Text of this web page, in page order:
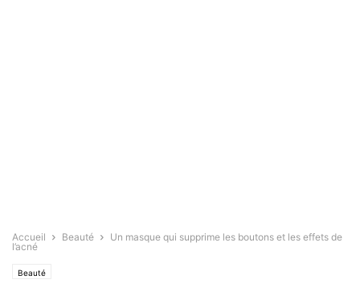
Accueil Beauté
Un masque qui supprime les boutons et les effets de
l’acné
Beauté